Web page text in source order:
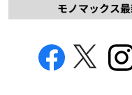
モノマックス